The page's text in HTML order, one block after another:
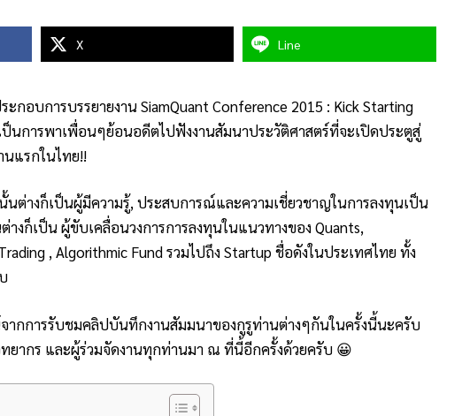
X Line
กอบการบรรยายงาน SiamQuant Conference 2015 : Kick Starting
ป็นการพาเพื่อนๆย้อนอดีตไปฟังงานสัมนาประวัติศาสตร์ที่จะเปิดประตูสู่
นแรกในไทย!!
ต่างก็เป็นผู้มีความรู้, ประสบการณ์และความเชี่ยวชาญในการลงทุนเป็น
งก็เป็น ผู้ขับเคลื่อนวงการการลงทุนในแนวทางของ Quants,
, Algorithmic Fund รวมไปถึง Startup ชื่อดังในประเทศไทย ทั้ง
จากการรับชมคลิปบันทึกงานสัมมนาของกูรูท่านต่างๆกันในครั้งนี้นะครับ
ยากร และผู้ร่วมจัดงานทุกท่านมา ณ ที่นี้อีกครั้งด้วยครับ 😀